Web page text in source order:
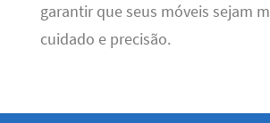
garantir que seus móveis sejam
cuidado e precisão.